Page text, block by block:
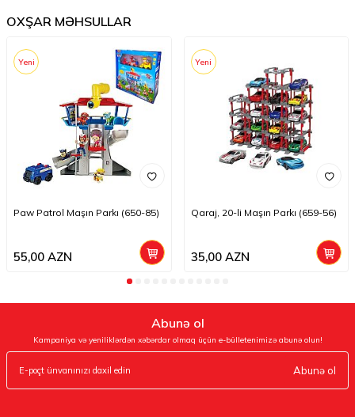
OXŞAR MƏHSULLAR
Yeni
Paw Patrol Maşın Parkı (650-85)
55,00 AZN
Yeni
Qaraj, 20-li Maşın Parkı (659-56)
35,00AZN
Abunə ol
Kampaniya və yeniliklərdən xəbərdar olmaq üçün e-bülletenimizə abunə olun!
Abunə ol